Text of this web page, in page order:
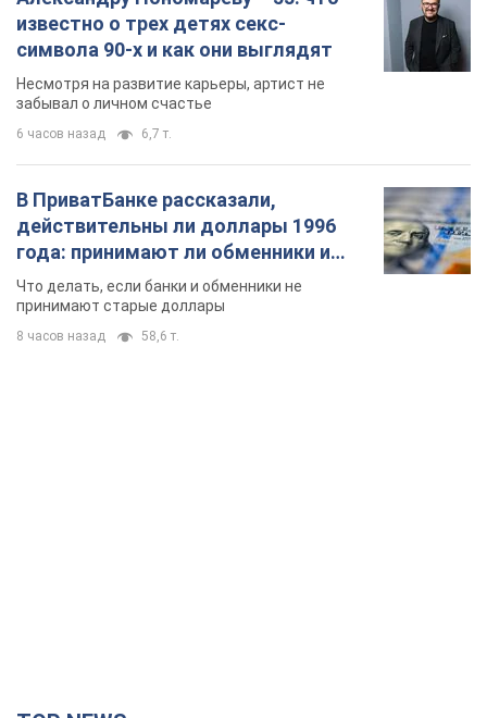
известно о трех детях секс-
символа 90-х и как они выглядят
Несмотря на развитие карьеры, артист не
забывал о личном счастье
6 часов назад 6,7 т.
В ПриватБанке рассказали,
действительны ли доллары 1996
года: принимают ли обменники и
банки такие купюры
Что делать, если банки и обменники не
принимают старые доллары
8 часов назад 58,6 т.